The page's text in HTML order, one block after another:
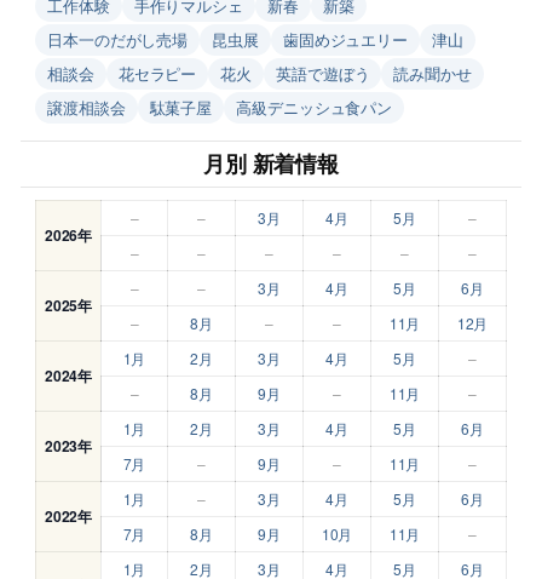
工作体験
手作りマルシェ 新春
新築
日本一のだがし売場
昆虫展 歯固めジュエリー
津山
相談会
花セラピー 花火 英語で遊ぼう
読み聞かせ
譲渡相談会
駄菓子屋 高級デニッシュ食パン
月別 新着情報
2026年
– – 3月 4月 5月
–
–
– – – – –
2025年
– – 3月 4月 5月
6月
–
8月 – – 11月 12月
2024年
1月 2月 3月 4月 5月
–
–
8月 9月 – 11月 –
2023年
1月 2月 3月 4月 5月
6月
7月
– 9月 – 11月 –
2022年
1月 – 3月 4月 5月
6月
7月
8月 9月 10月 11月 –
1月 2月 3月 4月 5月
6月